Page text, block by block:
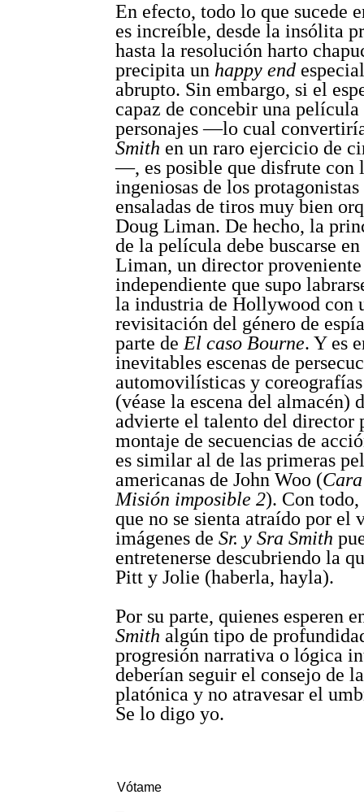
En efecto, todo lo que sucede
es increíble, desde la insólita
hasta la resolución harto
precipita un happy end
abrupto. Sin embargo, si el
capaz de concebir una
personajes —lo cual
Smith en un raro ejercicio de
—, es posible que disfrute con
ingeniosas de los
ensaladas de tiros muy bien
Doug Liman. De hecho, la
de la película debe buscarse
Liman, un director
independiente que supo
la industria de Hollywood con
revisitación del género de
parte de El caso Bourne. Y es
inevitables escenas de
automovilísticas y
(véase la escena del almacén)
advierte el talento del director
montaje de secuencias de
es similar al de las primeras
americanas de John Woo (
Misión imposible 2). Con todo,
que no se sienta atraído por el
imágenes de Sr. y Sra Smith
entretenerse descubriendo la
Pitt y Jolie (haberla, hayla).
Por su parte, quienes esperen
Smith algún tipo de
progresión narrativa o lógica
deberían seguir el consejo de
platónica y no atravesar el
Se lo digo yo.
Vótame